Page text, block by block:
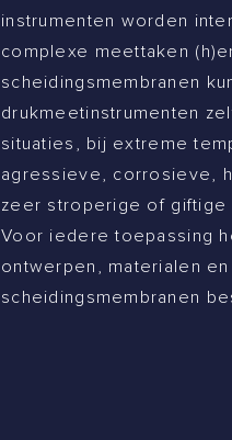
instrumenten worden
complexe meettaken
scheidingsmembranen
drukmeetinstrumenten
situaties, bij extreme
agressieve, corrosieve,
zeer stroperige of giftige
Voor iedere toepassing
ontwerpen, materialen
scheidingsmembranen